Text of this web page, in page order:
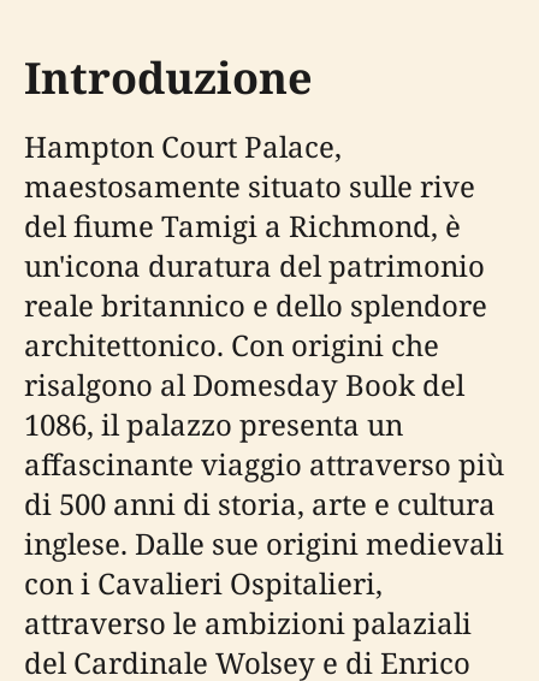
Introduzione
Hampton Court Palace,
maestosamente situato sulle rive
del fiume Tamigi a Richmond, è
un'icona duratura del patrimonio
reale britannico e dello splendore
architettonico. Con origini che
risalgono al Domesday Book del
1086, il palazzo presenta un
affascinante viaggio attraverso più
di 500 anni di storia, arte e cultura
inglese. Dalle sue origini medievali
con i Cavalieri Ospitalieri,
attraverso le ambizioni palaziali
del Cardinale Wolsey e di Enrico